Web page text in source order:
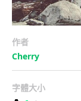
作者
Cherry
字體大小